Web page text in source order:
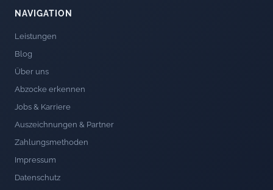
NAVIGATION
Leistungen
Blog
Über uns
Abzocke erkennen
Jobs & Karriere
Auszeichnungen & Partner
Zahlungsmethoden
Impressum
Datenschutz